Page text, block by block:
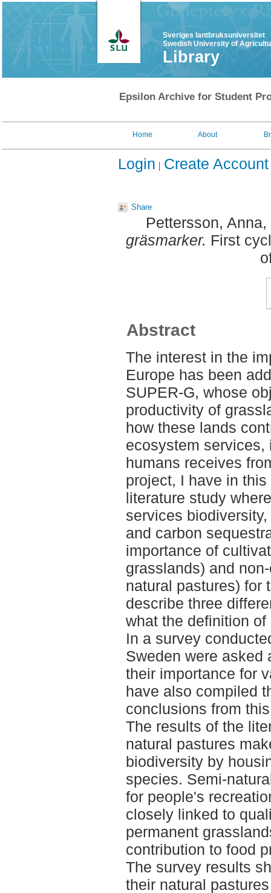
Sveriges lantbruksuniversitet
Swedish University of
Library
Epsilon Archive for Student
Home About
Login Create Account
Share
Pettersson, Anna,
gräsmarker. First
Abstract
The interest in the
Europe has been
SUPER-G, whose
productivity of
how these lands
ecosystem services,
humans receives
project, I have in
literature study
services
and carbon
importance of
grasslands) and
natural pastures) for
describe three
what the definition
In a survey
Sweden were asked
their importance for
have also compiled
conclusions from
The results of the
natural pastures
biodiversity by
species. Semi-
for people's
closely linked to
permanent
contribution to food
The survey results
their natural